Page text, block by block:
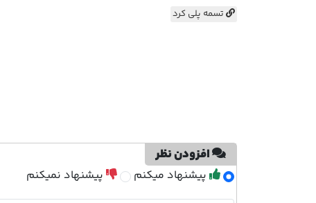
تسمه پلی کرد
افزودن نظر
پیشنهاد میکنم پیشنهاد نمیکنم